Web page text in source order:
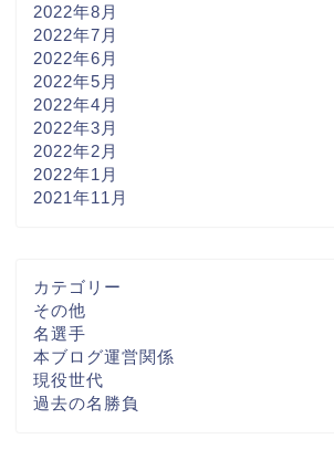
2022年8月
2022年7月
2022年6月
2022年5月
2022年4月
2022年3月
2022年2月
2022年1月
2021年11月
カテゴリー
その他
名選手
本ブログ運営関係
現役世代
過去の名勝負